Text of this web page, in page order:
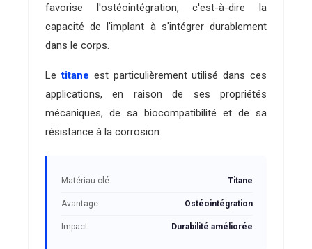
favorise l'ostéointégration, c'est-à-dire la
capacité de l'implant à s'intégrer durablement
dans le corps.
Letitane est particulièrement utilisé dans ces
applications, en raison de ses propriétés
mécaniques, de sa biocompatibilité et de sa
résistance à la corrosion.
Matériau clé Titane
Avantage Ostéointégration
Impact Durabilité améliorée